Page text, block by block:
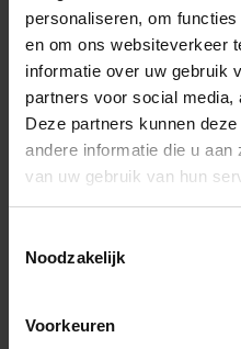
personaliseren, om
en om ons websiteverkeer
informatie over uw gebruik
partners voor social media,
Deze partners kunnen
andere informatie die u
van uw gebruik van hun
Noodzakelijk
Voorkeuren